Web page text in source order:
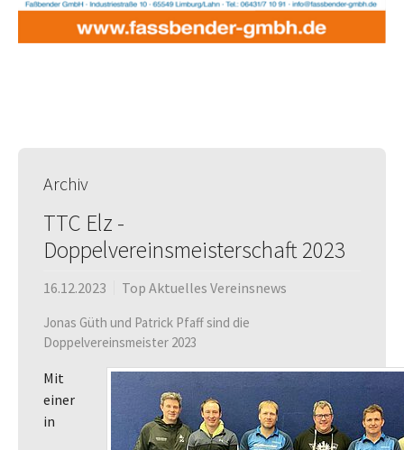
Archiv
TTC Elz -
Doppelvereinsmeisterschaft 2023
16.12.2023 Top Aktuelles Vereinsnews
Jonas Güth und Patrick Pfaff sind die
Doppelvereinsmeister 2023
Mit
einer
in